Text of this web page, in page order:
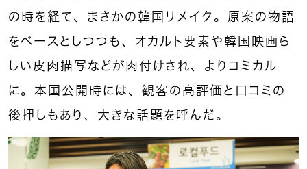
の時を経て、まさかの韓国リメイク。原案の物語
をベースとしつつも、オカルト要素や韓国映画ら
しい皮肉描写などが肉付けされ、よりコミカル
に。本国公開時には、観客の高評価と口コミの
後押しもあり、大きな話題を呼んだ。